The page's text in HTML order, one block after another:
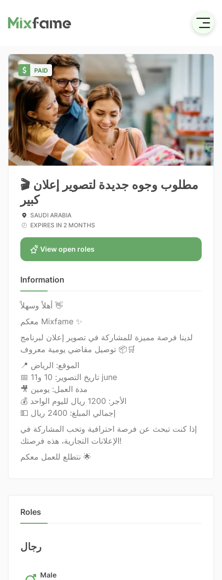
PAID
🎬 مطلوب وجوه جديدة لتصوير إعلان
كبير
SAUDI ARABIA
EXPIRES IN 2 MONTHS
View open roles
Information
أهلاً وسهلاً 👋
معكم Mixfame ✨
لدينا فرصة مميزة للمشاركة في تصوير إعلان لبرنامج
توصيل مقاضي يومية معروف 📦🛒
📍 الموقع: الرياض
📅 تاريخ التصوير: 10 و11 june
🎥 مدة العمل: يومين
💰 الأجر: 1200 ريال لليوم الواحد
💵 إجمالي المبلغ: 2400 ريال
إذا كنت تبحث عن فرصة احترافية وتحب المشاركة في
الإعلانات التجارية، هذه فرصتك!
نتطلع للعمل معكم 🌟
Roles
رجال
Male